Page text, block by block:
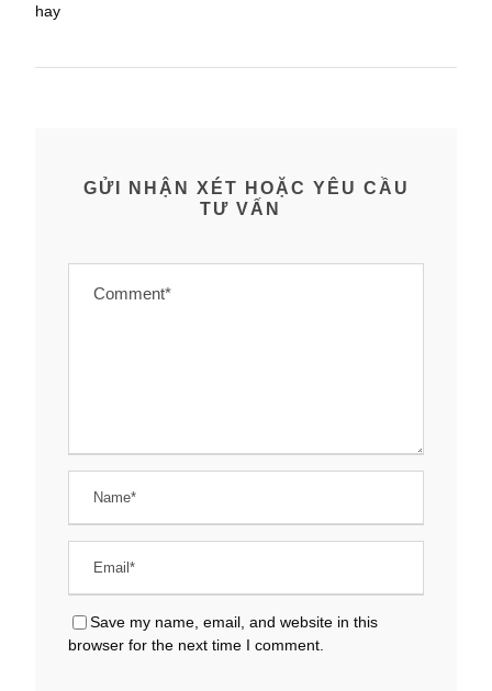
hay
GỬI NHẬN XÉT HOẶC YÊU CẦU
TƯ VẤN
Save my name, email, and website in this
browser for the next time I comment.